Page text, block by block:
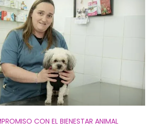
CON EL BIENESTAR ANIMAL